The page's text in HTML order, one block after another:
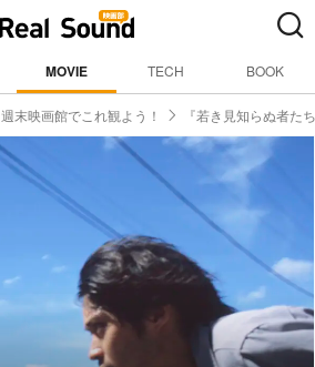
MOVIE TECH BOOK
週末映画館でこれ観よう！ 『若き見知らぬ者た